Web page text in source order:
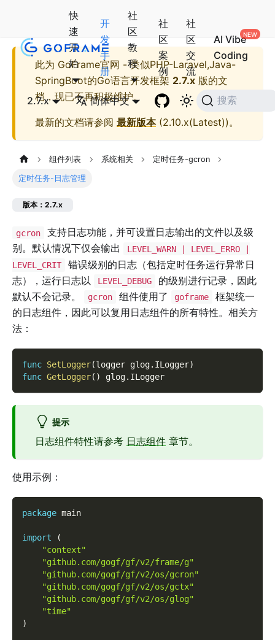
快
速
开
始
开
发
手
册
社
区
教
程
社
区
案
例
社
区
交
流
AI Vibe
Coding
2.7.x 简体中文 搜索
此为 GoFrame官网 - 类似PHP-Laravel,Java-
SpringBoot的Go语言开发框架 2.7.x 版的文
档，现已不再积极维护。
最新的文档请参阅 最新版本(2.10.x(Latest))。
组件列表 系统相关 定时任务-gcron
定时任务-日志管理
版本：2.7.x
gcron
支持日志功能，并可设置日志输出的文件以及级
别。默认情况下仅会输出
LEVEL_WARN | LEVEL_ERRO |
LEVEL_CRIT
错误级别的日志（包括定时任务运行异常日
志），运行日志以
LEVEL_DEBUG
的级别进行记录，因此
默认不会记录。
gcron 组件使用了 goframe
框架统一
的日志组件，因此可以复用日志组件的所有特性。相关方
法：
func SetLogger(logger glog. ILogger)
func GetLogger( ) glog. ILogger
提示
日志组件特性请参考 日志组件 章节。
使用示例：
package main
import
(
"context"
"github.com/gogf/gf/v2/frame/g"
"github.com/gogf/gf/v2/os/gcron"
"github.com/gogf/gf/v2/os/gctx"
"github.com/gogf/gf/v2/os/glog"
"time"
)